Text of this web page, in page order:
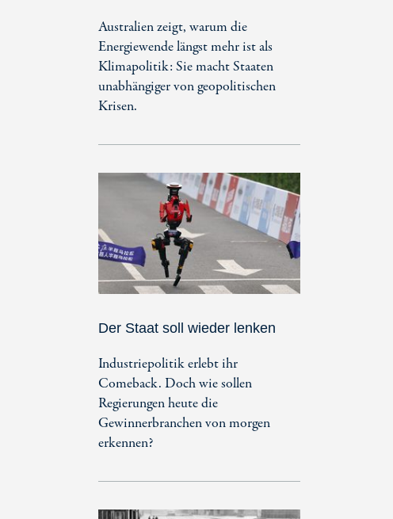
Australien zeigt, warum die
Energiewende längst mehr ist als
Klimapolitik: Sie macht Staaten
unabhängiger von geopolitischen
Krisen.
Der Staat soll wieder lenken
Industriepolitik erlebt ihr
Comeback. Doch wie sollen
Regierungen heute die
Gewinnerbranchen von morgen
erkennen?